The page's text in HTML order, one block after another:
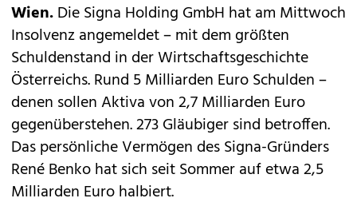
Wien.Die Signa Holding GmbH hat am Mittwoch
Insolvenz angemeldet – mit dem größten
Schuldenstand in der Wirtschaftsgeschichte
Österreichs. Rund 5 Milliarden Euro Schulden –
denen sollen Aktiva von 2,7 Milliarden Euro
gegenüberstehen. 273 Gläubiger sind betroffen.
Das persönliche Vermögen des Signa-Gründers
René Benko hat sich seit Sommer auf etwa 2,5
Milliarden Euro halbiert.